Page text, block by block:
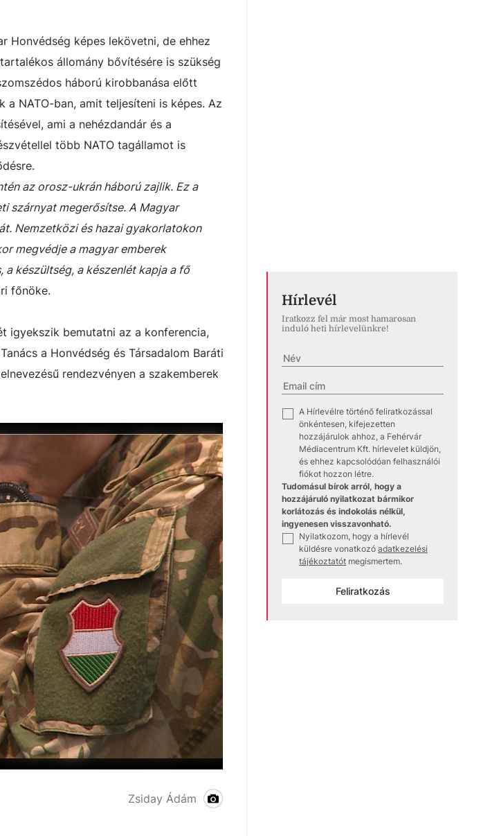
Honvédség képes lekövetni, de ehhez
állomány bővítésére is szükség
háború kirobbanása előtt
NATO-ban, amit teljesíteni is képes. Az
ami a nehézdandár és a
több NATO tagállamot is
az orosz-ukrán háború zajlik. Ez a
szárnyat megerősítse. A Magyar
Nemzetközi és hazai gyakorlatokon
megvédje a magyar emberek
készültség, a készenlét kapja a fő
főnöke.
igyekszik bemutatni az a konferencia,
a Honvédség és Társadalom Baráti
rendezvényen a szakemberek
Zsiday Ádám
Hírlevél
Iratkozz fel már most hamarosan
induló heti hírlevelünkre!
✓
A Hírlevélre történő feliratkozással
önkéntesen, kifejezetten
hozzájárulok ahhoz, a Fehérvár
Médiacentrum Kft. hírlevelet küldjön,
és ehhez kapcsolódóan felhasználói
fiókot hozzon létre.
Tudomásul bírok arról, hogy a
hozzájáruló nyilatkozat bármikor
korlátozás és indokolás nélkül,
ingyenesen visszavonható.
✓
Nyilatkozom, hogy a hírlevél
küldésre vonatkozó adatkezelési
tájékoztatót megismertem.
Feliratkozás